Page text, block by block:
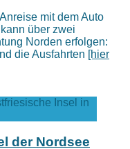
mit dem Auto
über zwei
Norden erfolgen:
die Ausfahrten [hier
Insel in
der Nordsee